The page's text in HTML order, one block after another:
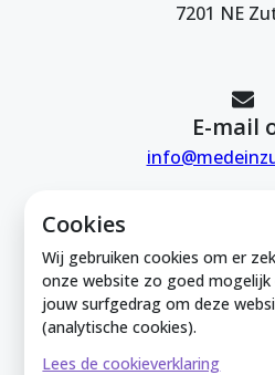
Cookies
Wij gebruiken cookies om er
onze website zo goed mogelijk
jouw surfgedrag om deze
(analytische cookies).
Lees de cookieverklaring
7201 NE
E-mail
Mede in Zutphen is
Zutphense Uitdaging.
Uitdaging: